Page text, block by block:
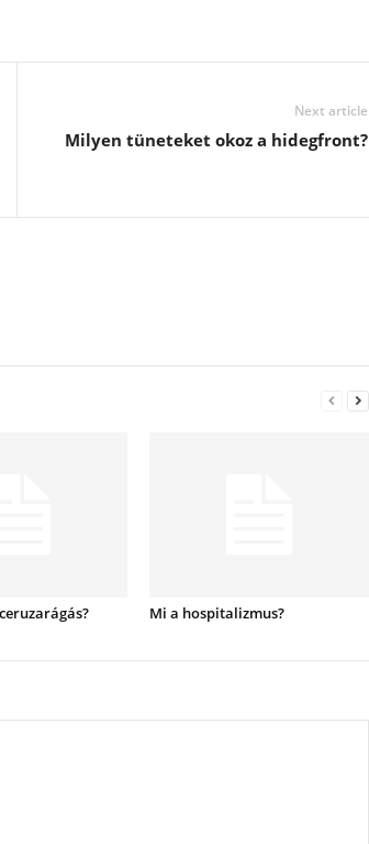
Next article
Milyen tüneteket okoz a hidegfront?
Mi a hospitalizmus?